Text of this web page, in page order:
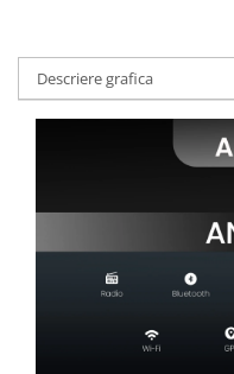
Descriere grafica